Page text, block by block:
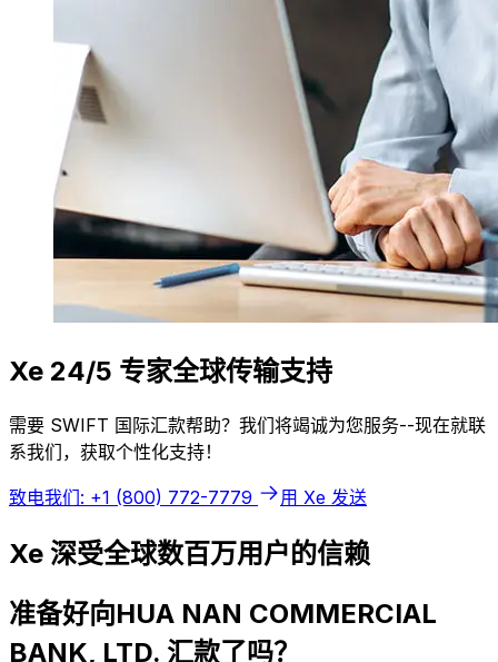
Xe 24/5 专家全球传输支持
需要 SWIFT 国际汇款帮助？我们将竭诚为您服务--现在就联
系我们，获取个性化支持！
致电我们: +1 (800) 772-7779 用 Xe 发送
Xe 深受全球数百万用户的信赖
准备好向HUA NAN COMMERCIAL
BANK, LTD. 汇款了吗？